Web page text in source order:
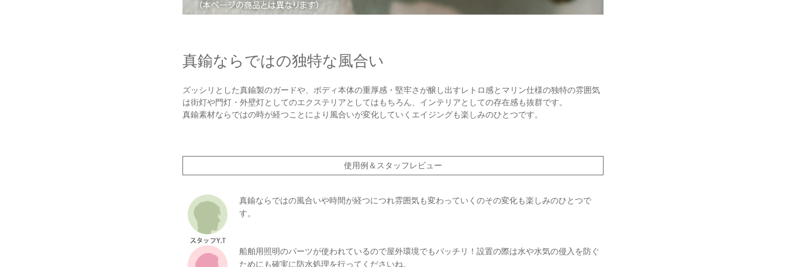
真鍮ならではの独特な風合い
ズッシリとした真鍮製のガードや、ボディ本体の重厚感・堅牢さが醸し出すレトロ感とマリン仕様の独特の雰囲気
は街灯や門灯・外壁灯としてのエクステリアとしてはもちろん、インテリアとしての存在感も抜群です。
真鍮素材ならではの時が経つことにより風合いが変化していくエイジングも楽しみのひとつです。
使用例＆スタッフレビュー
真鍮ならではの風合いや時間が経つにつれ雰囲気も変わっていくのその変化も楽しみのひとつで
す。
船舶用照明のパーツが使われているので屋外環境でもバッチリ！設置の際は水や水気の侵入を防ぐ
ためにも確実に防水処理を行ってくださいね。